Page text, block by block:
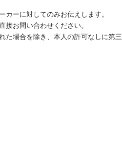
ーに対してのみお伝えします。
お問い合わせください。
た場合を除き、本人の許可なしに第三